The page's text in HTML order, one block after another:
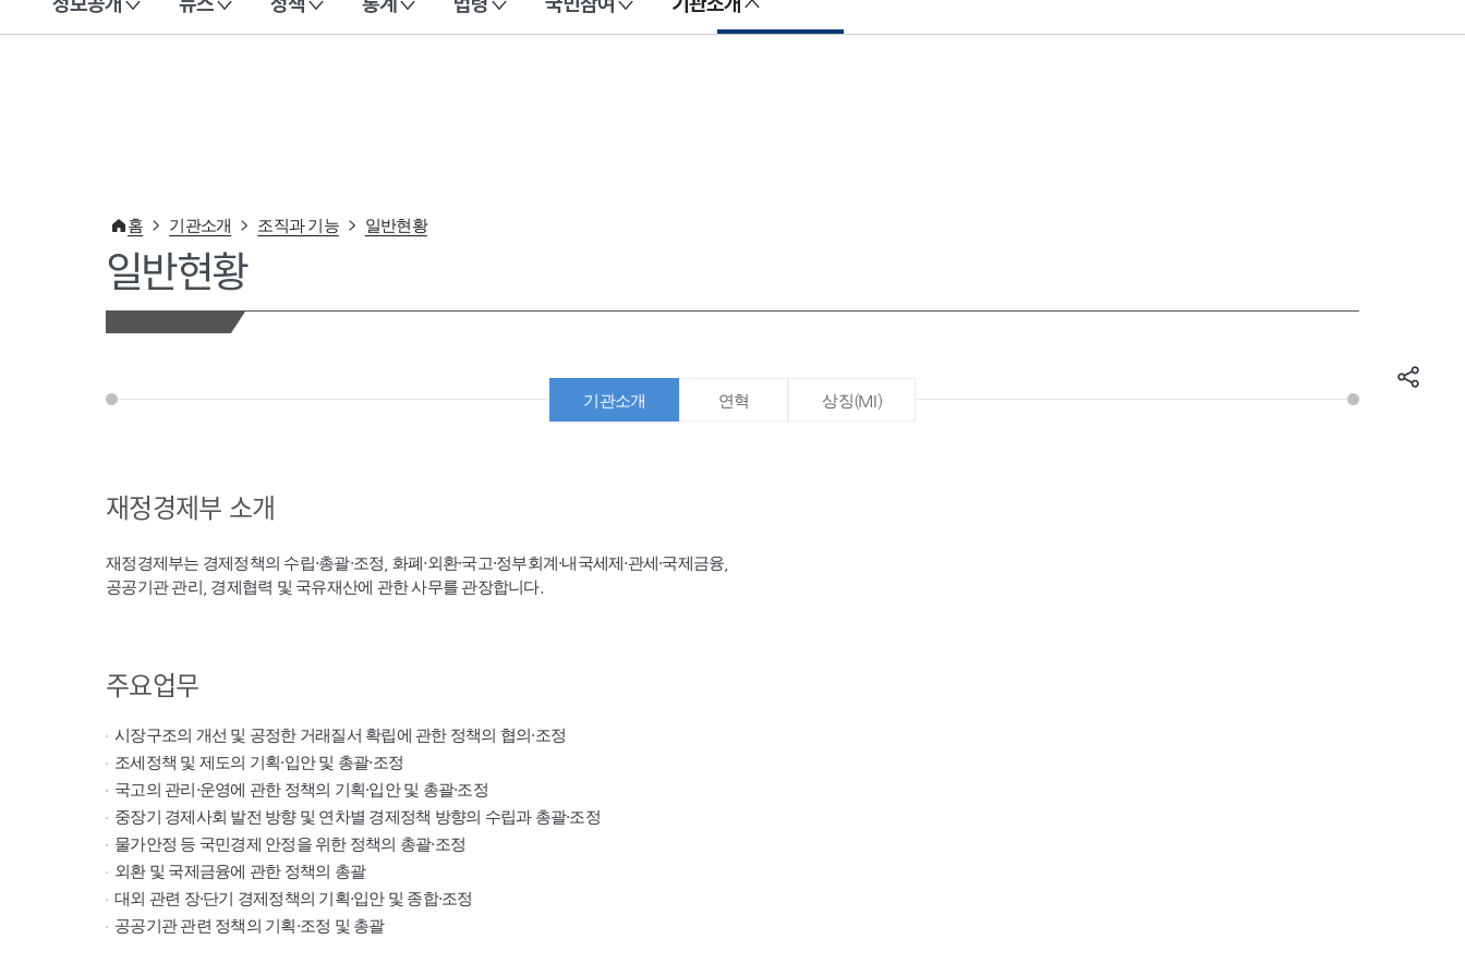
이 누리집은 대한민국 공식 전자정부 누리집입니다.
홈 기관소개 조직과 기능 일반현황
일반현황
기관소개 연혁 상징(MI)
재정경제부 소개
재정경제부는 경제정책의 수립·총괄·조정, 화폐·외환·국고·정부회계·내국세제·관세·국제금융,
공공기관 관리, 경제협력 및 국유재산에 관한 사무를 관장합니다.
주요업무
시장구조의 개선 및 공정한 거래질서 확립에 관한 정책의 협의·조정
조세정책 및 제도의 기획·입안 및 총괄·조정
국고의 관리·운영에 관한 정책의 기획·입안 및 총괄·조정
중장기 경제사회 발전 방향 및 연차별 경제정책 방향의 수립과 총괄·조정
물가안정 등 국민경제 안정을 위한 정책의 총괄·조정
외환 및 국제금융에 관한 정책의 총괄
대외 관련 장·단기 경제정책의 기획·입안 및 종합·조정
공공기관 관련 정책의 기획·조정 및 총괄